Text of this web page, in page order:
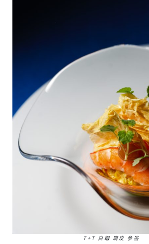
T+T 白蝦 腐皮 參峇